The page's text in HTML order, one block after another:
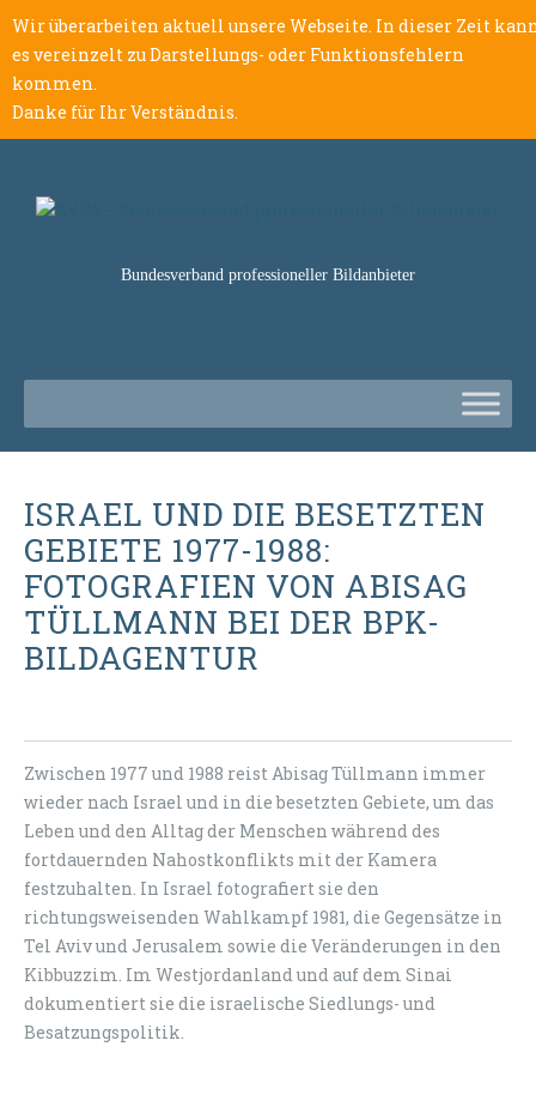
Wir überarbeiten aktuell unsere Webseite. In dieser Zeit
es vereinzelt zu Darstellungs- oder Funktionsfehlern
kommen.
Danke für Ihr Verständnis.
Bundesverband professioneller Bildanbieter
ISRAEL UND DIE BESETZTEN
GEBIETE 1977-1988:
FOTOGRAFIEN VON ABISAG
TÜLLMANN BEI DER BPK-
BILDAGENTUR
Zwischen 1977 und 1988 reist Abisag Tüllmann immer
wieder nach Israel und in die besetzten Gebiete, um das
Leben und den Alltag der Menschen während des
fortdauernden Nahostkonflikts mit der Kamera
festzuhalten. In Israel fotografiert sie den
richtungsweisenden Wahlkampf 1981, die Gegensätze in
Tel Aviv und Jerusalem sowie die Veränderungen in den
Kibbuzzim. Im Westjordanland und auf dem Sinai
dokumentiert sie die israelische Siedlungs- und
Besatzungspolitik.